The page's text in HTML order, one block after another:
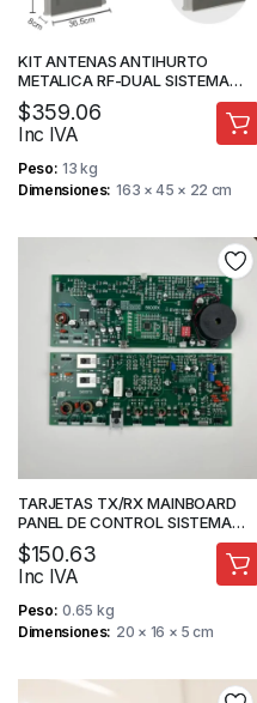
KIT ANTENAS ANTIHURTO
METALICA RF-DUAL SISTEMA
EAS
$359.06
Inc IVA
Peso 13 kg
Dimensiones 163 × 45 × 22 cm
TARJETAS TX/RX MAINBOARD
PANEL DE CONTROL SISTEMA
EAS 5600 RF 802 MHZ
$150.63
Inc IVA
Peso 0.65 kg
Dimensiones 20 × 16 × 5 cm